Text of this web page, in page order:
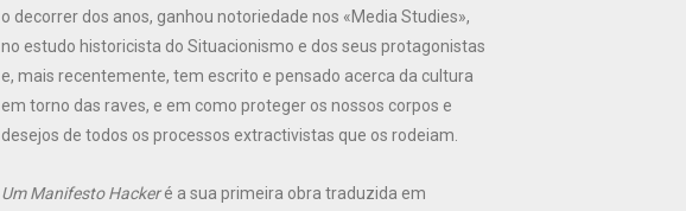
o decorrer dos anos, ganhou notoriedade nos «Media Studies»,
no estudo historicista do Situacionismo e dos seus protagonistas
e, mais recentemente, tem escrito e pensado acerca da cultura
em torno das raves, e em como proteger os nossos corpos e
desejos de todos os processos extractivistas que os rodeiam.
Um Manifesto Hackeré a sua primeira obra traduzida em